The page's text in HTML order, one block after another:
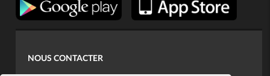
NOUS CONTACTER